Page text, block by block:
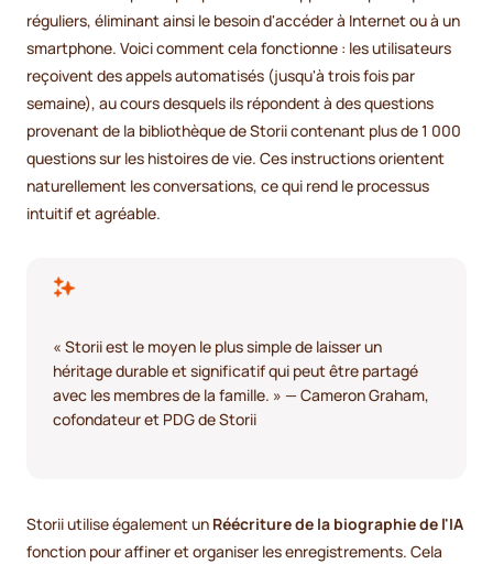
réguliers, éliminant ainsi le besoin d'accéder à Internet ou à un
smartphone. Voici comment cela fonctionne : les utilisateurs
reçoivent des appels automatisés (jusqu'à trois fois par
semaine), au cours desquels ils répondent à des questions
provenant de la bibliothèque de Storii contenant plus de 1 000
questions sur les histoires de vie. Ces instructions orientent
naturellement les conversations, ce qui rend le processus
intuitif et agréable.
« Storii est le moyen le plus simple de laisser un
héritage durable et significatif qui peut être partagé
avec les membres de la famille. » — Cameron Graham,
cofondateur et PDG de Storii
Storii utilise également un Réécriture de la biographie de l'IA
fonction pour affiner et organiser les enregistrements. Cela